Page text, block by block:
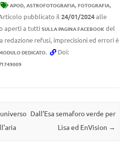
APOD, ASTROFOTOGRAFIA, FOTOGRAFIA,
pubblicato il 24/01/2024alle
aperti a tutti SULLA PAGINA FACEBOOK del
redazione refusi, imprecisioni ed errori è
DEDICATO. Doi:
Dall’Esa semaforo verde per
Lisa ed EnVision →